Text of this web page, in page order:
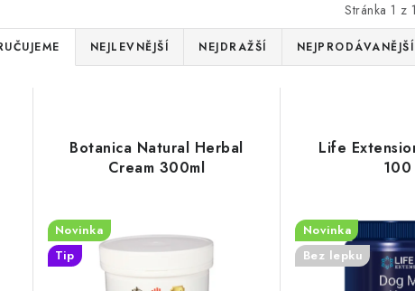
Stránka 1 z 1
NEJLEVNĚJŠÍ NEJDRAŽŠÍ NEJPRODÁVANĚJŠÍ
Botanica Natural Herbal
Cream 300ml
Novinka
Tip
Life
100
Novinka
Bez lepku